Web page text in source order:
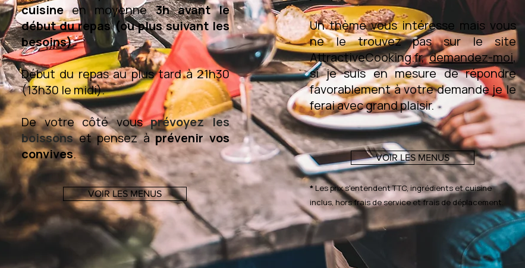
cuisineen moyenne3h avant le
début du repas (ou plus suivant les
besoins).
Début du repas au plus tard à 21h30
(13h30 le midi).
De votre côté vousprévoyez les
boissonset pensez àprévenir vos
convives.
VOIR LES MENUS
Un thème vous intéresse mais vous
ne le trouvez pas sur le site
AttractiveCooking.fr,demandez-moi,
si je suis en mesure de répondre
favorablement à votre demande je le
ferai avec grand plaisir.
VOIR LES MENUS
* Les prix s'entendent TTC, ingrédients et cuisine
inclus, hors frais de service et frais de déplacement.